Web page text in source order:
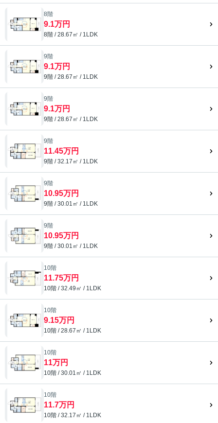
8階
9.1万円
8階 / 28.67㎡ / 1LDK
9階
9.1万円
9階 / 28.67㎡ / 1LDK
9階
9.1万円
9階 / 28.67㎡ / 1LDK
9階
11.45万円
9階 / 32.17㎡ / 1LDK
9階
10.95万円
9階 / 30.01㎡ / 1LDK
9階
10.95万円
9階 / 30.01㎡ / 1LDK
10階
11.75万円
10階 / 32.49㎡ / 1LDK
10階
9.15万円
10階 / 28.67㎡ / 1LDK
10階
11万円
10階 / 30.01㎡ / 1LDK
10階
11.7万円
10階 / 32.17㎡ / 1LDK